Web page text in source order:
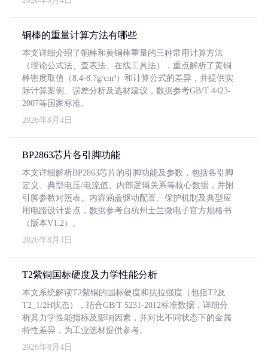
铜棒的重量计算方法有哪些
本文详细介绍了铜棒和黄铜棒重量的三种常用计算方法
（理论公式法、查表法、在线工具法），重点解析了黄铜
棒密度取值（8.4-8.7g/cm³）和计算公式的差异，并提供实
际计算案例、误差分析及选材建议，数据参考GB/T 4423-
2007等国家标准。
2026年8月4日
BP2863芯片各引脚功能
本文详细解析BP2863芯片的引脚功能及参数，包括各引脚
定义、典型电压/电流值、内部逻辑关系等核心数据，并附
引脚参数对照表。内容涵盖驱动配置、保护机制及典型应
用电路设计要点，数据参考自杭州士兰微电子官方规格书
（版本V1.2）。
2026年8月4日
T2紫铜国标硬度及力学性能分析
本文系统解读T2紫铜的国标硬度和抗拉强度（包括T2及
T2_1/2H状态），结合GB/T 5231-2012标准数据，详细分
析其力学性能指标及影响因素，并对比不同状态下的金属
特性差异，为工业选材提供参考。
2026年8月4日